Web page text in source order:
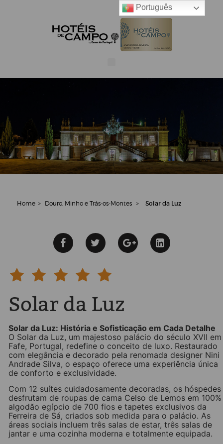
Home > Douro, Minho e Trás-os-Montes > Solar da Luz
Solar da Luz
Solar da Luz: História e Sofisticação em Cada Detalhe
O Solar da Luz, um majestoso palácio do século XVII em
Fafe, Portugal, redefine o conceito de luxo. Restaurado
com elegância e decorado pela renomada designer Nini
Andrade Silva, o espaço oferece uma experiência única
de conforto e exclusividade.
Com 12 suítes cuidadosamente decoradas, os hóspedes
desfrutam de roupas de cama Celso de Lemos em 100%
algodão egípcio de 700 fios e tapetes exclusivos da
Ferreira de Sá, criados sob medida para o palácio. As
áreas sociais incluem três salas de estar, três salas de
jantar e uma cozinha moderna e totalmente equipada.
Português